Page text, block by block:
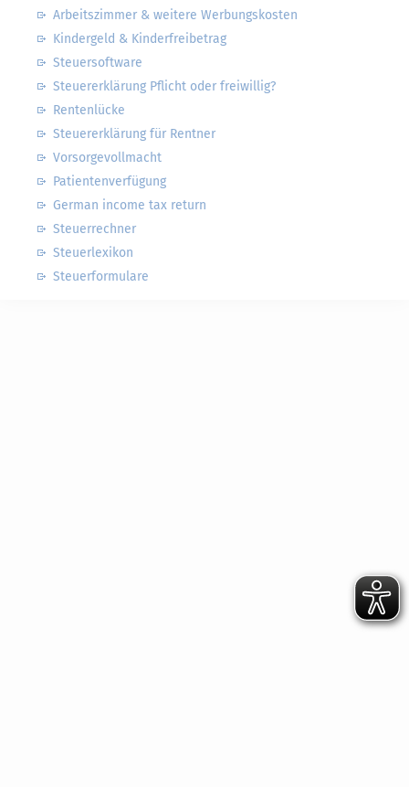
Arbeitszimmer & weitere Werbungskosten
Kindergeld & Kinderfreibetrag
Steuersoftware
Steuererklärung Pflicht oder freiwillig?
Rentenlücke
Steuererklärung für Rentner
Vorsorgevollmacht
Patientenverfügung
German income tax return
Steuerrechner
Steuerlexikon
Steuerformulare